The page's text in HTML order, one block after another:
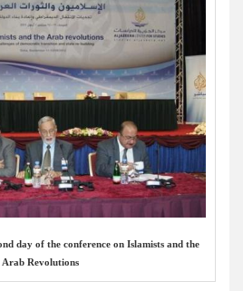
day of the conference on Islamists and the
Arab Revolutions